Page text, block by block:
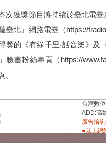
次獲獎節目將持續於臺北電臺
聽臺北」網路電臺（https://
獎的《有緣千里‧話音樂》
臉書粉絲專頁（https://
。
台灣數
ADD:高
廣告洽
●以上網